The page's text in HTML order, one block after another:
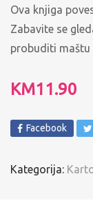
Ova knjiga
Zabavite se
probuditi maštu
KM11.90
Facebook
Kategorija: